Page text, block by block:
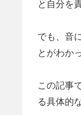
と自分を
でも、音
とがわか
この記事
る具体的